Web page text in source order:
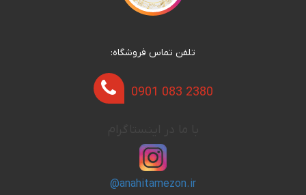
تلفن تماس فروشگاه:
0901 083 2380
@anahitamezon.ir